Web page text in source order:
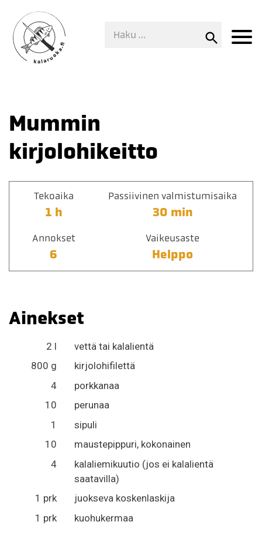
Mummin
kirjolohikeitto
Tekoaika
1 h
Passiivinen valmistumisaika
30 min
Annokset
6
Vaikeusaste
Helppo
Ainekset
2 l
vettä tai kalalientä
800 g
kirjolohifilettä
4
porkkanaa
10
perunaa
1
sipuli
10
maustepippuri, kokonainen
4
kalaliemikuutio (jos ei kalalientä
saatavilla)
1 prk
juokseva koskenlaskija
1 prk
kuohukermaa